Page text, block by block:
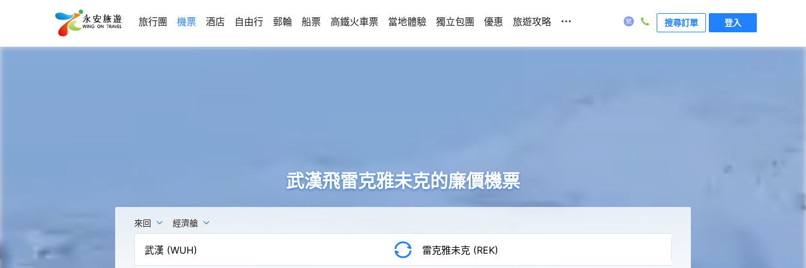
旅行團 機票 酒店 自由行 郵輪 船票 高鐵火車票 當地體驗 獨立包團 優惠 旅遊攻略 ... 搜尋訂單 登入
武漢飛雷克雅未克的廉價機票
來回 經濟艙